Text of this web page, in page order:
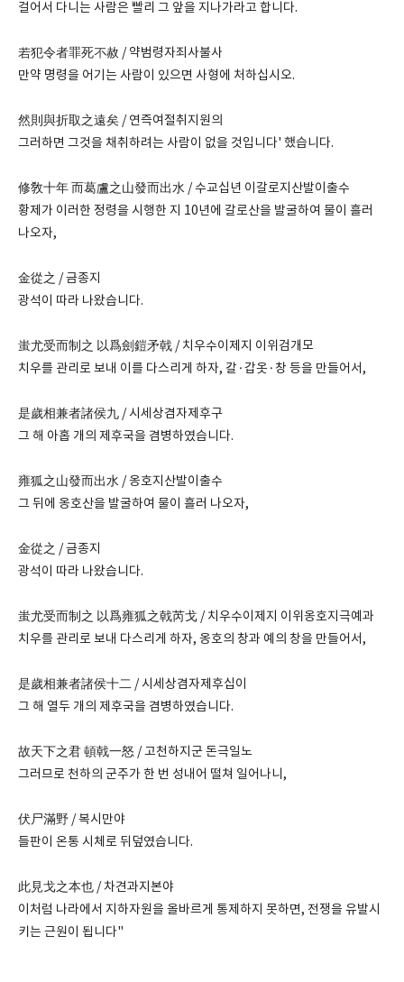
걸어서 다니는 사람은 빨리 그 앞을 지나가라고 합니다.
若犯令者罪死不赦 / 약범령자죄사불사
만약 명령을 어기는 사람이 있으면 사형에 처하십시오.
然則與折取之遠矣 / 연즉여절취지원의
그러하면 그것을 채취하려는 사람이 없을 것입니다' 했습니다.
修敎十年 而葛盧之山發而出水 / 수교십년 이갈로지산발이출수
황제가 이러한 정령을 시행한 지 10년에 갈로산을 발굴하여 물이 흘러
나오자,
金從之 / 금종지
광석이 따라 나왔습니다.
蚩尤受而制之 以爲劍鎧矛戟 / 치우수이제지 이위검개모
치우를 관리로 보내 이를 다스리게 하자, 칼·갑옷·창 등을 만들어서,
是歲相兼者諸侯九 / 시세상겸자제후구
그 해 아홉 개의 제후국을 겸병하였습니다.
雍狐之山發而出水 / 옹호지산발이출수
그 뒤에 옹호산을 발굴하여 물이 흘러 나오자,
金從之 / 금종지
광석이 따라 나왔습니다.
蚩尤受而制之 以爲雍狐之戟芮戈 / 치우수이제지 이위옹호지극예과
치우를 관리로 보내 다스리게 하자, 옹호의 창과 예의 창을 만들어서,
是歲相兼者諸侯十二 / 시세상겸자제후십이
그 해 열두 개의 제후국을 겸병하였습니다.
故天下之君 頓戟一怒 / 고천하지군 돈극일노
그러므로 천하의 군주가 한 번 성내어 떨쳐 일어나니,
伏尸滿野 / 복시만야
들판이 온통 시체로 뒤덮였습니다.
此見戈之本也 / 차견과지본야
이처럼 나라에서 지하자원을 올바르게 통제하지 못하면, 전쟁을 유발시
키는 근원이 됩니다"